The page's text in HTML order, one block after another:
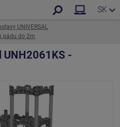
SK
UNIVERSAL
pádu do 2m
UNH2061KS -